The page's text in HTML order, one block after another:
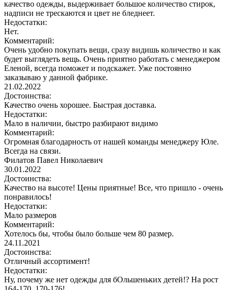
качество одежды, выдерживает большое количество стирок,
надписи не трескаются и цвет не бледнеет.
Недостатки:
Нет.
Комментарий:
Очень удобно покупать вещи, сразу видишь количество и как
будет выглядеть вещь. Очень приятно работать с менеджером
Еленой, всегда поможет и подскажет. Уже постоянно
заказываю у данной фабрике.
21.02.2022
Достоинства:
Качество очень хорошее. Быстрая доставка.
Недостатки:
Мало в наличии, быстро разбирают видимо
Комментарий:
Огромная благодарность от нашей команды менеджеру Юле.
Всегда на связи.
Филатов Павел Николаевич
30.01.2022
Достоинства:
Качество на высоте! Цены приятные! Все, что пришло - очень
понравилось!
Недостатки:
Мало размеров
Комментарий:
Хотелось бы, чтобы было больше чем 80 размер.
24.11.2021
Достоинства:
Отличный ассортимент!
Недостатки:
Ну, почему же нет одежды для бОльшеньких детей!? На рост